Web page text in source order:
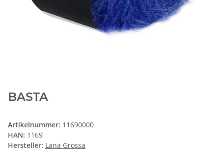
BASTA
Artikelnummer: 11690000
HAN: 1169
Hersteller: Lana Grossa